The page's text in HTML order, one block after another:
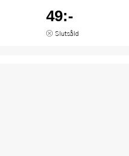
49:-
Slutsåld